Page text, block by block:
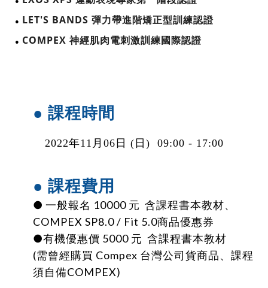
● LET'S BANDS 彈力帶進階矯正型訓練認證
● COMPEX 神經肌肉電刺激訓練國際認證
● 課程時間
2022年11 月 06日 (日) 09:00 - 17:00
● 課程費用
● 一般報名 10000 元 含課程書本教材、
COMPEX SP8.0 / Fit 5.0商品優惠券
●有機優惠價 5000 元 含課程書本教材
(需曾經購買 Compex 台灣公司貨商品、課程
須自備COMPEX)